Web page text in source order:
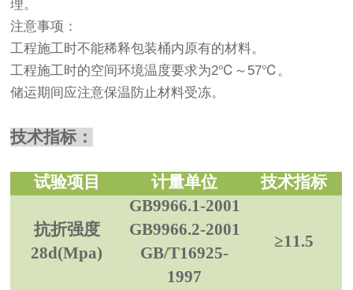
理。
注意事项：
工程施工时不能稀释包装桶内原有的材料。
工程施工时的空间环境温度要求为2℃～57℃。
储运期间应注意保温防止材料受冻。
技术指标：
试验项目 计量单位 技术指标
抗折强度
28d(Mpa)
GB9966.1-2001
GB9966.2-2001
GB/T16925-
1997
≥11.5